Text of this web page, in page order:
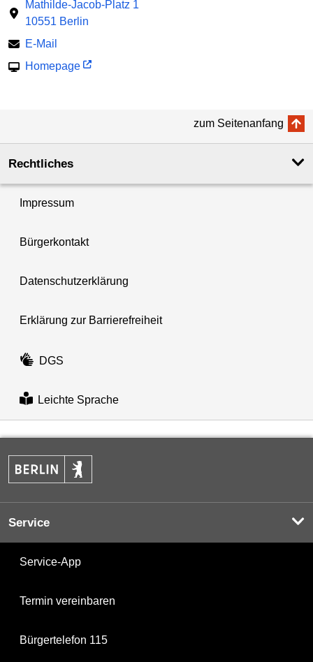
Mathilde-Jacob-Platz 1
10551 Berlin
E-Mail
Homepage
zum Seitenanfang
Rechtliches
Impressum
Bürgerkontakt
Datenschutzerklärung
Erklärung zur Barrierefreiheit
DGS
Leichte Sprache
Service
Service-App
Termin vereinbaren
Bürgertelefon 115